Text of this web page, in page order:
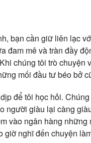
bạn cần giữ liên lạc
đam mê và tràn đầy
chúng tôi trò
mối đầu tư béo bở
để tôi học hỏi.
người giàu lại càng
vào ngân hàng những
giờ nghĩ đến chuyện